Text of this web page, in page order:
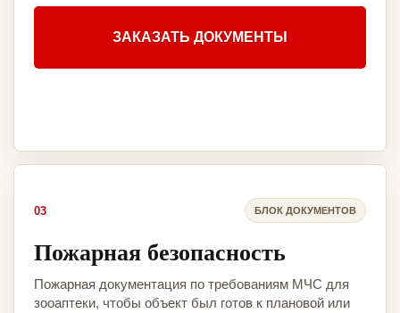
ЗАКАЗАТЬ ДОКУМЕНТЫ
03 БЛОК ДОКУМЕНТОВ
Пожарная безопасность
Пожарная документация по требованиям МЧС для
зооаптеки, чтобы объект был готов к плановой или